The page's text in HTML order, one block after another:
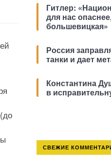
Гитлер:
для нас
большевицкая»
Россия
танки и дает
Константина
в
СВЕЖИЕ